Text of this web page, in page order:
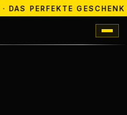
DAS PERFEKTE GESCHENK